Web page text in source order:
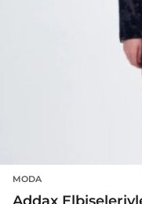
MODA